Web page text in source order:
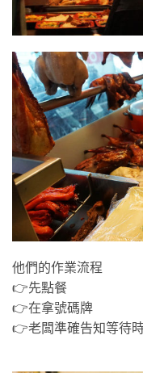
他們的作業流程
👉先點餐
👉在拿號碼牌
👉老闆準確告知等待